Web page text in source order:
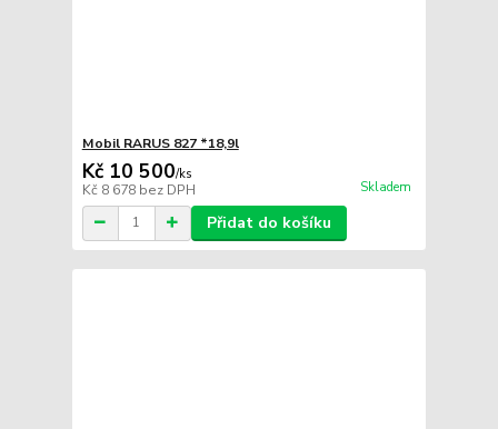
Mobil RARUS 827 *18,9l
Kč 10 500/ks
Kč 8 678 bez DPH Skladem
Přidat do košíku